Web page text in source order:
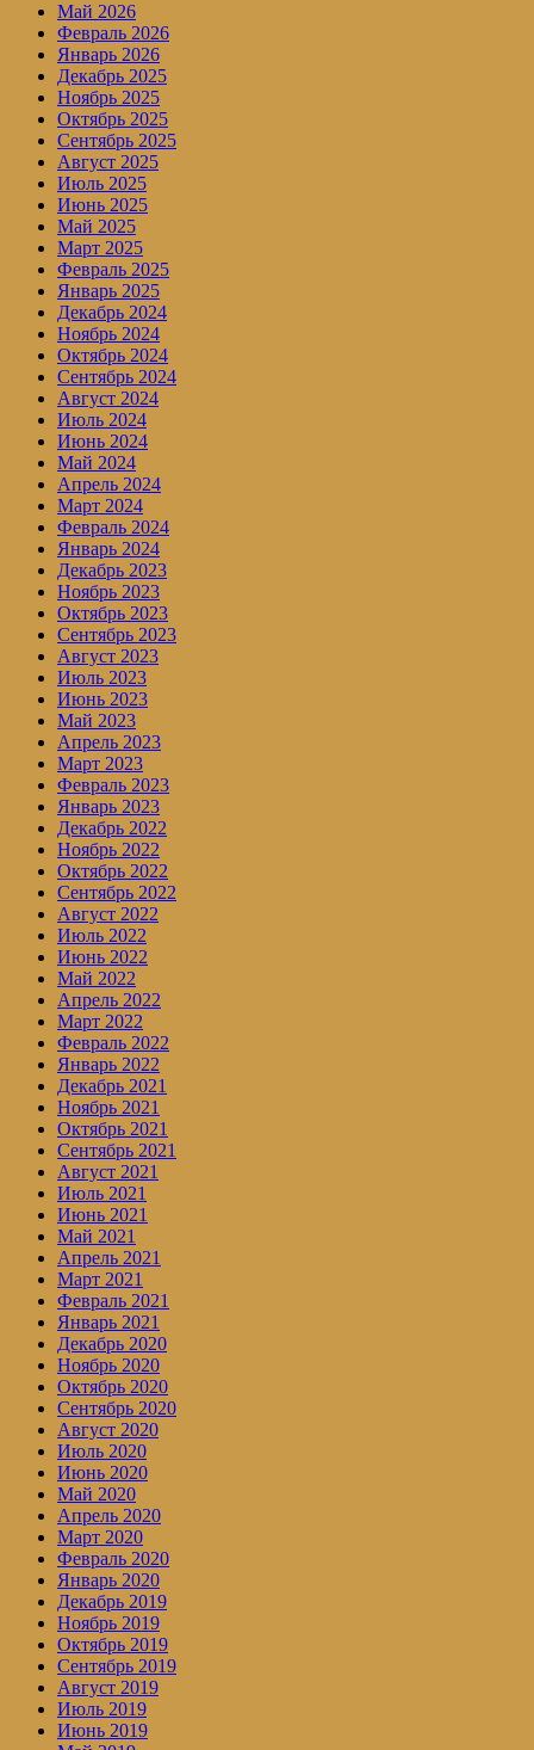
Май 2026
Февраль 2026
Январь 2026
Декабрь 2025
Ноябрь 2025
Октябрь 2025
Сентябрь 2025
Август 2025
Июль 2025
Июнь 2025
Май 2025
Март 2025
Февраль 2025
Январь 2025
Декабрь 2024
Ноябрь 2024
Октябрь 2024
Сентябрь 2024
Август 2024
Июль 2024
Июнь 2024
Май 2024
Апрель 2024
Март 2024
Февраль 2024
Январь 2024
Декабрь 2023
Ноябрь 2023
Октябрь 2023
Сентябрь 2023
Август 2023
Июль 2023
Июнь 2023
Май 2023
Апрель 2023
Март 2023
Февраль 2023
Январь 2023
Декабрь 2022
Ноябрь 2022
Октябрь 2022
Сентябрь 2022
Август 2022
Июль 2022
Июнь 2022
Май 2022
Апрель 2022
Март 2022
Февраль 2022
Январь 2022
Декабрь 2021
Ноябрь 2021
Октябрь 2021
Сентябрь 2021
Август 2021
Июль 2021
Июнь 2021
Май 2021
Апрель 2021
Март 2021
Февраль 2021
Январь 2021
Декабрь 2020
Ноябрь 2020
Октябрь 2020
Сентябрь 2020
Август 2020
Июль 2020
Июнь 2020
Май 2020
Апрель 2020
Март 2020
Февраль 2020
Январь 2020
Декабрь 2019
Ноябрь 2019
Октябрь 2019
Сентябрь 2019
Август 2019
Июль 2019
Июнь 2019